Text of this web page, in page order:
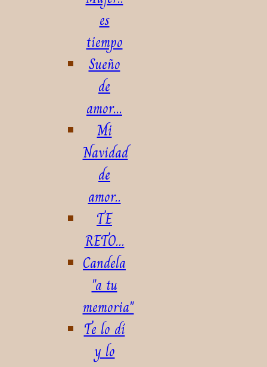
es
tiempo
Sueño
de
amor...
Mi
Navidad
de
amor..
TE
RETO...
Candela
"a tu
memoria"
Te lo dí
y lo